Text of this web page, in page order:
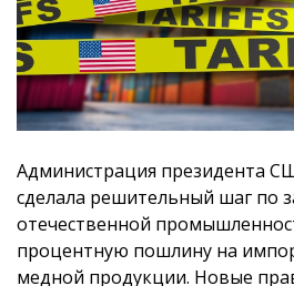
Администрация президента
сделала решительный шаг по
отечественной
процентную пошлину на
медной продукции. Новые